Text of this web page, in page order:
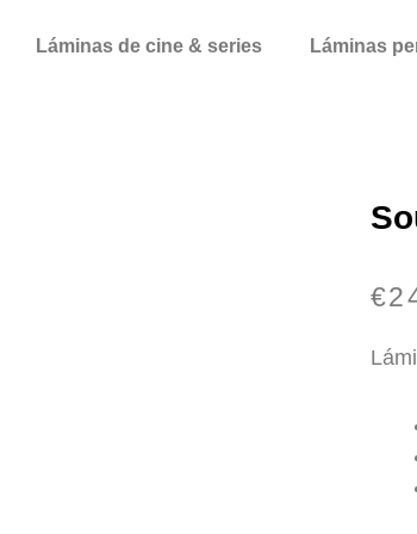
Láminas de cine & series Láminas
€